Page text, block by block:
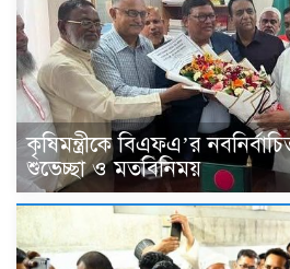
কৃষিমন্ত্রীকে বিএফএ’র
শুভেচ্ছা ও মতবিনিময়